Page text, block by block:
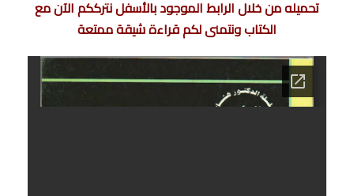
تحميله من خلال الرابط الموجود بالأسفل نترككم الآن مع
الكتاب ونتمنى لكم قراءة شيقة ممتعة